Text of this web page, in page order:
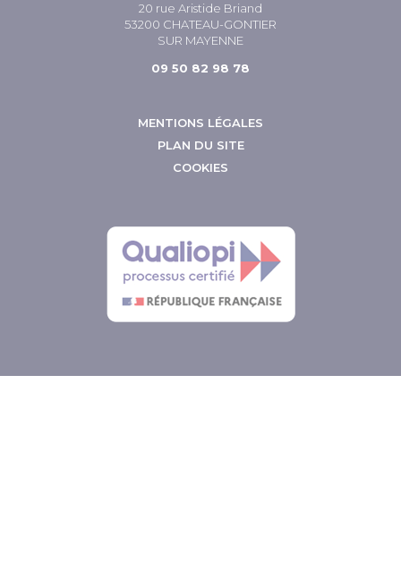
20 rue Aristide Briand
53200 CHATEAU-GONTIER
SUR MAYENNE
09 50 82 98 78
MENTIONS LÉGALES
PLAN DU SITE
COOKIES